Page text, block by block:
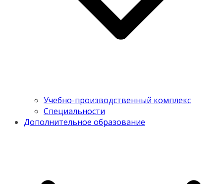
Учебно-производственный комплекс
Специальности
Дополнительное образование